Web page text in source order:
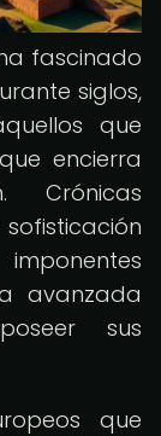
fascinado
siglos,
que
encierra
Crónicas
avanzada
sus
que